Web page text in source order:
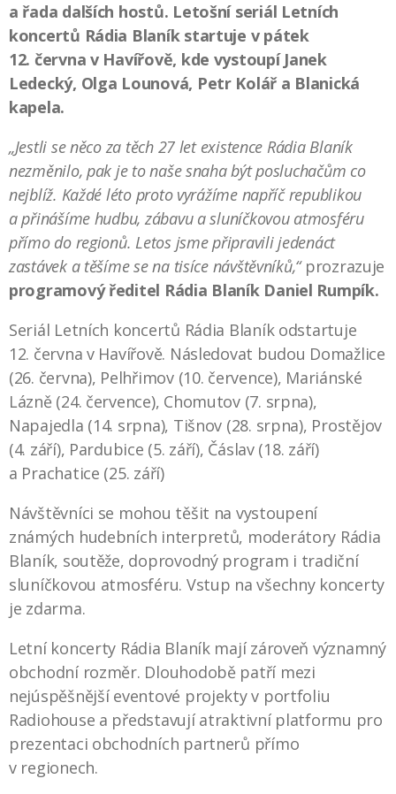
a řada dalších hostů. Letošní seriál Letních
koncertů Rádia Blaník startuje v pátek
12. června v Havířově, kde vystoupí Janek
Ledecký, Olga Lounová, Petr Kolář a Blanická
kapela.
„Jestli se něco za těch 27 let existence Rádia Blaník
nezměnilo, pak je to naše snaha být posluchačům co
nejblíž. Každé léto proto vyrážíme napříč republikou
a přinášíme hudbu, zábavu a sluníčkovou atmosféru
přímo do regionů. Letos jsme připravili jedenáct
zastávek a těšíme se na tisíce návštěvníků,“prozrazuje
programový ředitel Rádia Blaník Daniel Rumpík.
Seriál Letních koncertů Rádia Blaník odstartuje
12. června v Havířově. Následovat budou Domažlice
(26. června), Pelhřimov (10. července), Mariánské
Lázně (24. července), Chomutov (7. srpna),
Napajedla (14. srpna), Tišnov (28. srpna), Prostějov
(4. září), Pardubice (5. září), Čáslav (18. září)
a Prachatice (25. září)
Návštěvníci se mohou těšit na vystoupení
známých hudebních interpretů, moderátory Rádia
Blaník, soutěže, doprovodný program i tradiční
sluníčkovou atmosféru. Vstup na všechny koncerty
je zdarma.
Letní koncerty Rádia Blaník mají zároveň významný
obchodní rozměr. Dlouhodobě patří mezi
nejúspěšnější eventové projekty v portfoliu
Radiohouse a představují atraktivní platformu pro
prezentaci obchodních partnerů přímo
v regionech.